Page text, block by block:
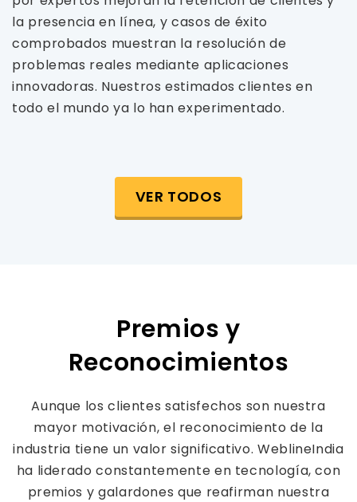
la presencia en línea, y casos de éxito
comprobados muestran la resolución de
problemas reales mediante aplicaciones
innovadoras. Nuestros estimados clientes en
todo el mundo ya lo han experimentado.
VER TODOS
Premios y
Reconocimientos
Aunque los clientes satisfechos son nuestra
mayor motivación, el reconocimiento de la
industria tiene un valor significativo. WeblineIndia
ha liderado constantemente en tecnología, con
premios y galardones que reafirman nuestra